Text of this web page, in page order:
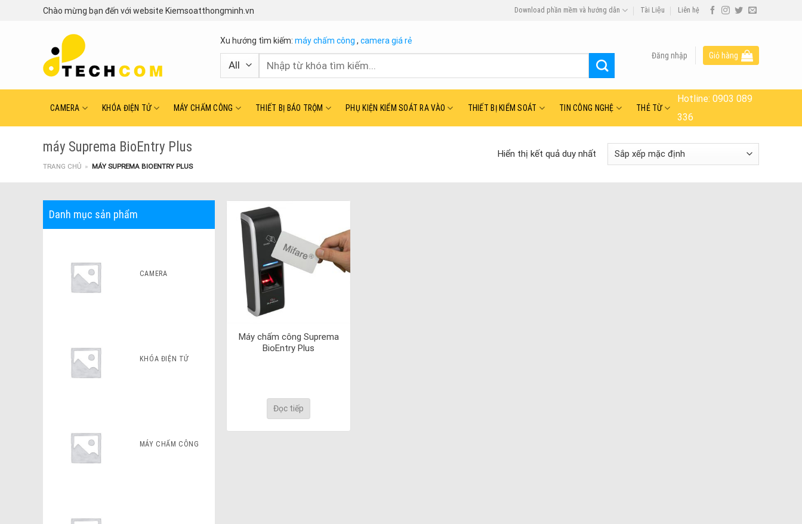
Chào mừng bạn đến với website Kiemsoatthongminh.vn Download phần mềm và hướng dẫn Tài Liệu Liên hệ
Xu hướng tìm kiếm: máy chấm công , camera giá rẻ
Tìm
Đăng nhập Giỏ hàng
CAMERA KHÓA ĐIỆN TỬ MÁY CHẤM CÔNG THIẾT BỊ BÁO TRỘM PHỤ KIỆN KIỂM SOÁT RA VÀO THIẾT BỊ KIỂM SOÁT TIN CÔNG NGHỆ THẺ TỪ
Hotline:0903 089
336
máy Suprema BioEntry Plus
TRANG CHỦ » MÁY SUPREMA BIOENTRY PLUS
Hiển thị kết quả duy nhất
Danh mục sản phẩm
CAMERA
KHÓA ĐIỆN TỬ
MÁY CHẤM CÔNG
Máy chấm công Suprema
BioEntry Plus
Đọc tiếp